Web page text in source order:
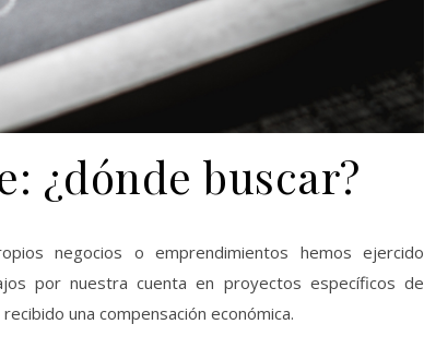
¿dónde buscar?
negocios o emprendimientos hemos ejercido
por nuestra cuenta en proyectos específicos de
una compensación económica.